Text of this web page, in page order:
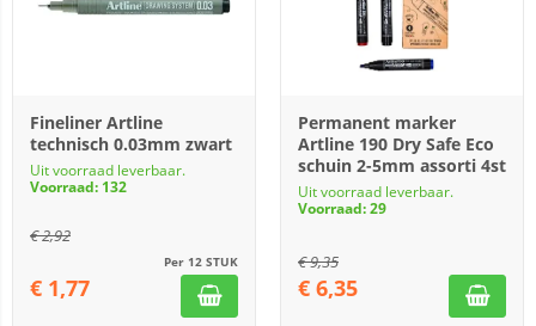
Fineliner Artline
technisch 0.03mm zwart
Uit voorraad leverbaar.
Voorraad: 132
€2,92
Per 12 STUK
€ 1,77
Permanent marker
Artline 190 Dry Safe Eco
schuin 2-5mm assorti 4st
Uit voorraad leverbaar.
Voorraad: 29
€9,35
€ 6,35